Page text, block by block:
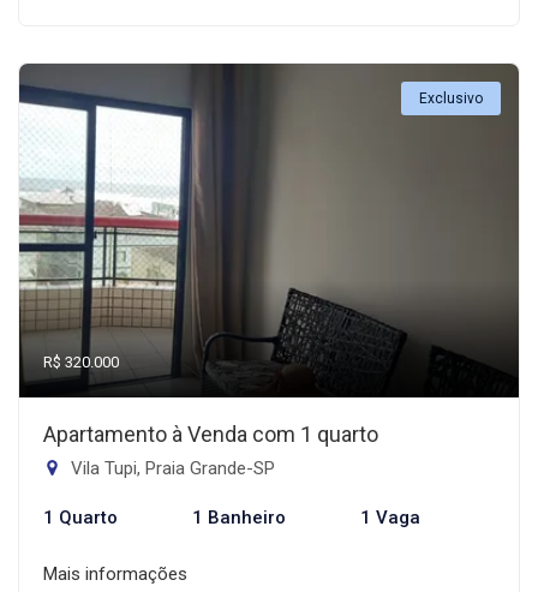
Exclusivo
R$ 320.000
Apartamento à Venda com 1 quarto
Vila Tupi, Praia Grande-SP
1 Quarto 1 Banheiro 1 Vaga
Mais informações